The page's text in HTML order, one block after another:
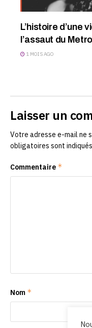
L’histoire d’une
l’assaut du
1 MOIS AGO
Laisser un
Votre adresse e-mail ne
obligatoires sont
Commentaire *
Nom *